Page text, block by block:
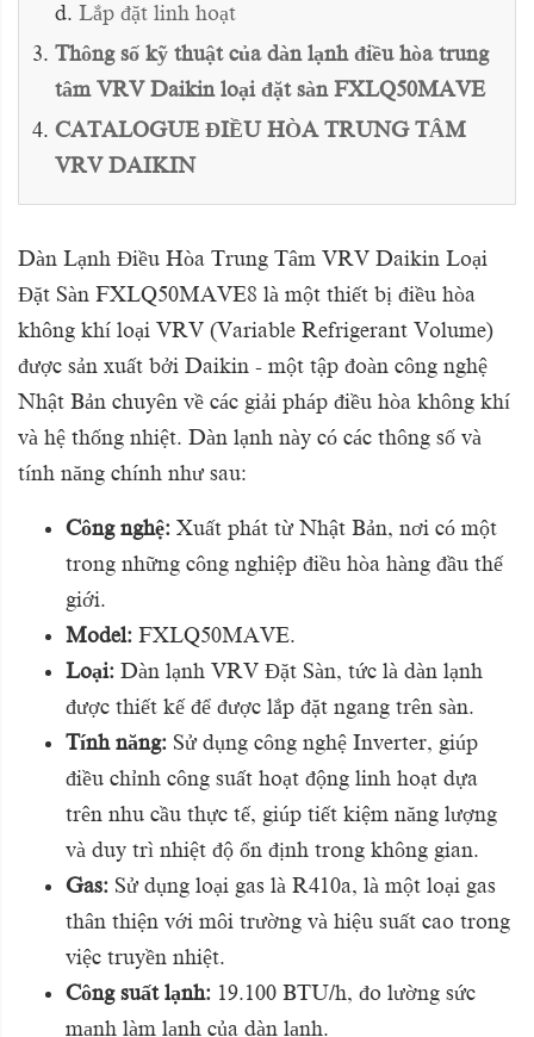
Lắp đặt linh hoạt
Thông số kỹ thuật của dàn lạnh điều hòa trung
tâm VRV Daikin loại đặt sàn FXLQ50MAVE
CATALOGUE ĐIỀU HÒA TRUNG TÂM
VRV DAIKIN
Dàn Lạnh Điều Hòa Trung Tâm VRV Daikin Loại
Đặt Sàn FXLQ50MAVE8 là một thiết bị điều hòa
không khí loại VRV (Variable Refrigerant Volume)
được sản xuất bởi Daikin - một tập đoàn công nghệ
Nhật Bản chuyên về các giải pháp điều hòa không khí
và hệ thống nhiệt. Dàn lạnh này có các thông số và
tính năng chính như sau:
Công nghệ: Xuất phát từ Nhật Bản, nơi có một
trong những công nghiệp điều hòa hàng đầu thế
giới.
Model: FXLQ50MAVE.
Loại: Dàn lạnh VRV Đặt Sàn, tức là dàn lạnh
được thiết kế để được lắp đặt ngang trên sàn.
Tính năng: Sử dụng công nghệ Inverter, giúp
điều chỉnh công suất hoạt động linh hoạt dựa
trên nhu cầu thực tế, giúp tiết kiệm năng lượng
và duy trì nhiệt độ ổn định trong không gian.
Gas: Sử dụng loại gas là R410a, là một loại gas
thân thiện với môi trường và hiệu suất cao trong
việc truyền nhiệt.
Công suất lạnh: 19.100 BTU/h, đo lường sức
mạnh làm lạnh của dàn lạnh.